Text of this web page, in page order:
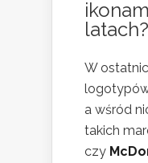
latach?
W
a wśród
takich
czy